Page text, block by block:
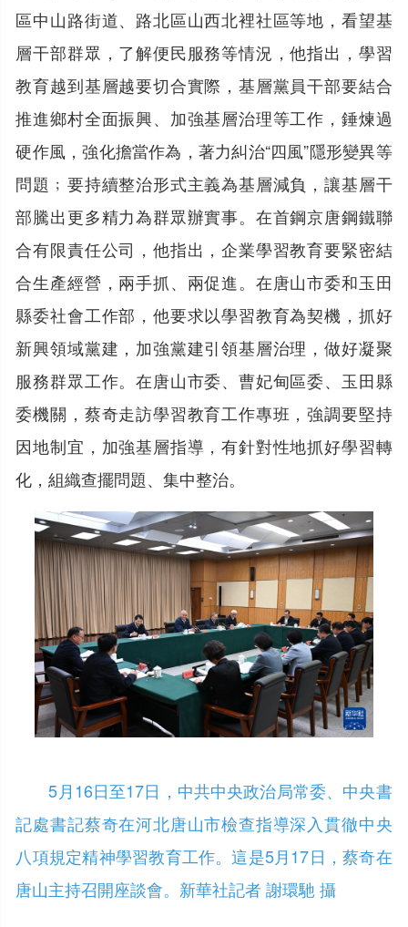
區中山路街道、路北區山西北裡社區等地，看望基
層干部群眾，了解便民服務等情況，他指出，學習
教育越到基層越要切合實際，基層黨員干部要結合
推進鄉村全面振興、加強基層治理等工作，錘煉過
硬作風，強化擔當作為，著力糾治“四風”隱形變異等
問題﹔要持續整治形式主義為基層減負，讓基層干
部騰出更多精力為群眾辦實事。在首鋼京唐鋼鐵聯
合有限責任公司，他指出，企業學習教育要緊密結
合生產經營，兩手抓、兩促進。在唐山市委和玉田
縣委社會工作部，他要求以學習教育為契機，抓好
新興領域黨建，加強黨建引領基層治理，做好凝聚
服務群眾工作。在唐山市委、曹妃甸區委、玉田縣
委機關，蔡奇走訪學習教育工作專班，強調要堅持
因地制宜，加強基層指導，有針對性地抓好學習轉
化，組織查擺問題、集中整治。
5月16日至17日，中共中央政治局常委、中央書
記處書記蔡奇在河北唐山市檢查指導深入貫徹中央
八項規定精神學習教育工作。這是5月17日，蔡奇在
唐山主持召開座談會。新華社記者 謝環馳 攝